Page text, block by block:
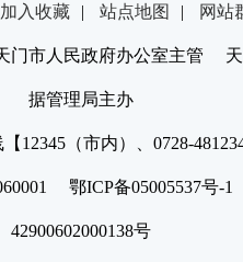
加入收藏 | 站点地图 | 网站
市人民政府办公室主管 天
据管理局主办
12345（市内）、0728-
鄂ICP备05005537号
42900602000138号